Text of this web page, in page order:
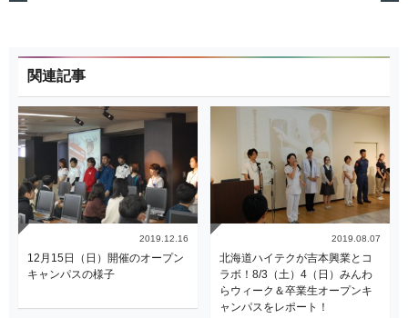
関連記事
2019.12.16
12月15日（日）開催のオープン
キャンパスの様子
2019.08.07
北海道ハイテクが吉本興業とコ
ラボ！8/3（土）4（日）みんわ
らウィーク＆卒業生オープンキ
ャンパスをレポート！